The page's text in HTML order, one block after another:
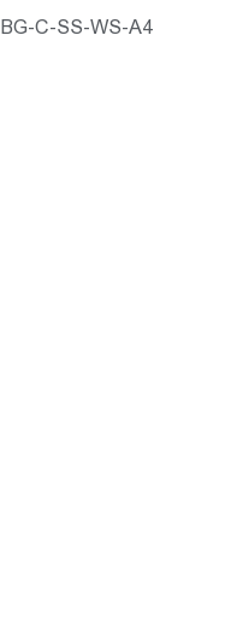
BG-C-SS-WS-A4